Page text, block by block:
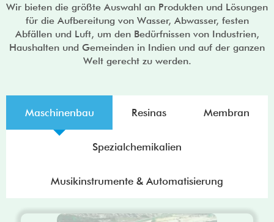
Wir bieten die größte Auswahl an Produkten und Lösungen
für die Aufbereitung von Wasser, Abwasser, festen
Abfällen und Luft, um den Bedürfnissen von Industrien,
Haushalten und Gemeinden in Indien und auf der ganzen
Welt gerecht zu werden.
Maschinenbau Resinas Membran
Spezialchemikalien
Musikinstrumente & Automatisierung